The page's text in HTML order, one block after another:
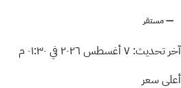
— مستقر
آخر تحديث: ٧ أغسطس ٢٠٢٦ في ٠١:٣٠ م
أعلى سعر